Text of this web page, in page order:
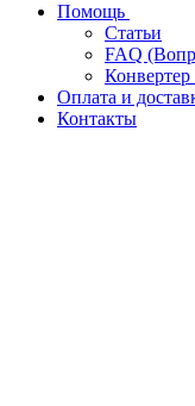
Помощь
Статьи
FAQ
Оплата и
Контакты